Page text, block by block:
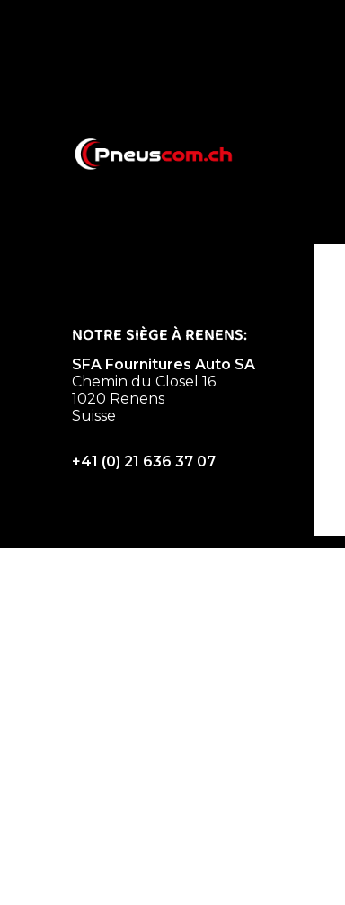
NOTRE SIÈGE À RENENS:
SFA Fournitures Auto SA
Chemin du Closel 16
1020 Renens
Suisse
+41 (0) 21 636 37 07